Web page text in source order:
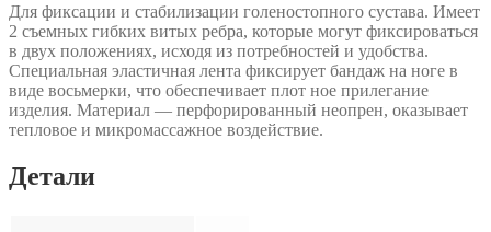
Для фиксации и стабилизации голеностопного сустава. Имеет
2 съемных гибких витых ребра, которые могут фиксироваться
в двух положениях, исходя из потребностей и удобства.
Специальная эластичная лента фиксирует бандаж на ноге в
виде восьмерки, что обеспечивает плот ное прилегание
изделия. Материал — перфорированный неопрен, оказывает
тепловое и микромассажное воздействие.
Детали